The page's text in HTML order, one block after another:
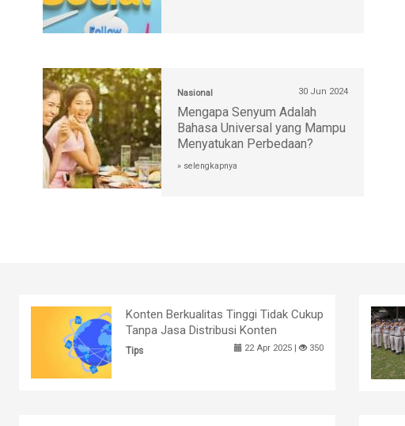
Nasional 30 Jun 2024
Mengapa Senyum Adalah
Bahasa Universal yang Mampu
Menyatukan Perbedaan?
» selengkapnya
Konten Berkualitas Tinggi Tidak Cukup
Tanpa Jasa Distribusi Konten
Tips 22 Apr 2025 | 350